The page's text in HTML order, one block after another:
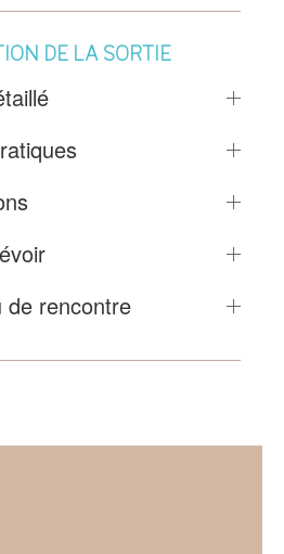
DE LA SORTIE
de rencontre